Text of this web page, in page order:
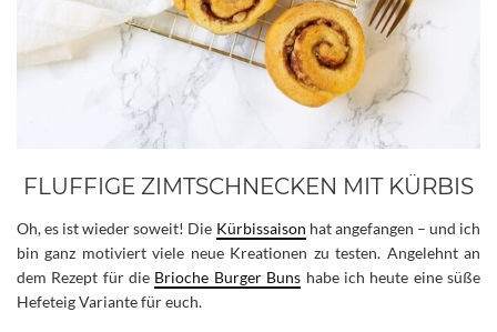
FLUFFIGE ZIMTSCHNECKEN MIT KÜRBIS
Oh, es ist wieder soweit! Die Kürbissaison hat angefangen – und ich
bin ganz motiviert viele neue Kreationen zu testen. Angelehnt an
dem Rezept für die Brioche Burger Buns habe ich heute eine süße
Hefeteig Variante für euch.